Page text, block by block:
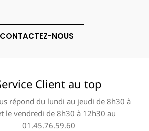
CONTACTEZ-NOUS
Client au top
répond du lundi au jeudi de 8h30 à
le vendredi de 8h30 à 12h30 au
01.45.76.59.60